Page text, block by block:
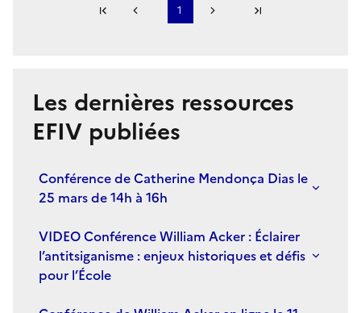
Première page
Page précédente
1
Page suivanteDernière page
Les dernières ressources
EFIV publiées
Conférence de Catherine Mendonça Dias le
25 mars de 14h à 16h
VIDEO Conférence William Acker : Éclairer
l’antitsiganisme : enjeux historiques et défis
pour l’École